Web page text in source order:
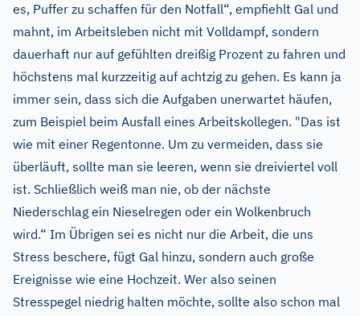
es, Puffer zu schaffen für den Notfall“, empfiehlt Gal und
mahnt, im Arbeitsleben nicht mit Volldampf, sondern
dauerhaft nur auf gefühlten dreißig Prozent zu fahren und
höchstens mal kurzzeitig auf achtzig zu gehen. Es kann ja
immer sein, dass sich die Aufgaben unerwartet häufen,
zum Beispiel beim Ausfall eines Arbeitskollegen. "Das ist
wie mit einer Regentonne. Um zu vermeiden, dass sie
überläuft, sollte man sie leeren, wenn sie dreiviertel voll
ist. Schließlich weiß man nie, ob der nächste
Niederschlag ein Nieselregen oder ein Wolkenbruch
wird.“ Im Übrigen sei es nicht nur die Arbeit, die uns
Stress beschere, fügt Gal hinzu, sondern auch große
Ereignisse wie eine Hochzeit. Wer also seinen
Stresspegel niedrig halten möchte, sollte also schon mal